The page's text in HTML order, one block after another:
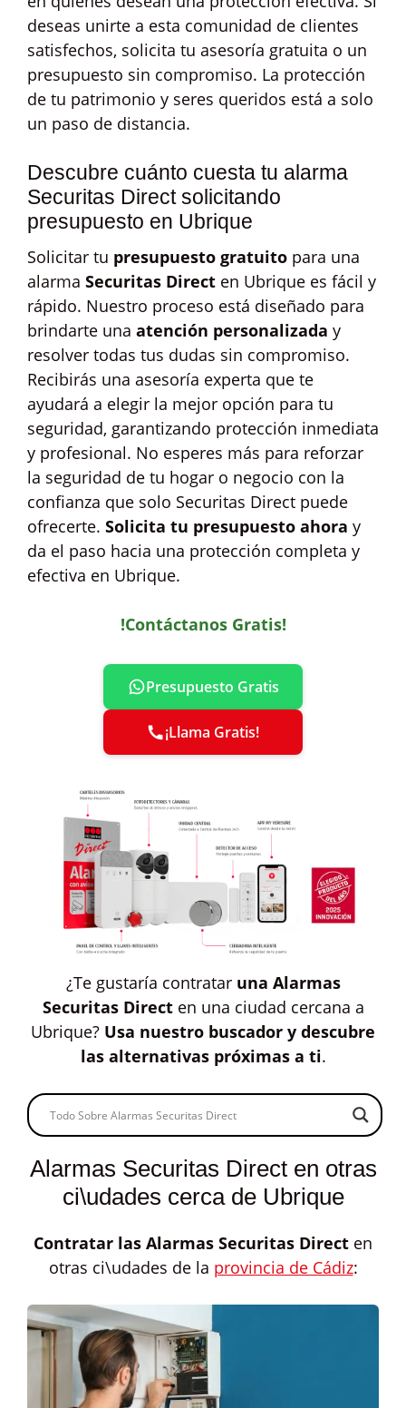
deseas unirte a esta comunidad de clientes
satisfechos, solicita tu asesoría gratuita o un
presupuesto sin compromiso. La protección
de tu patrimonio y seres queridos está a solo
un paso de distancia.
Descubre cuánto cuesta tu alarma
Securitas Direct solicitando
presupuesto en Ubrique
Solicitar tu presupuesto gratuito para una
alarma Securitas Direct en Ubrique es fácil y
rápido. Nuestro proceso está diseñado para
brindarte una atención personalizada y
resolver todas tus dudas sin compromiso.
Recibirás una asesoría experta que te
ayudará a elegir la mejor opción para tu
seguridad, garantizando protección inmediata
y profesional. No esperes más para reforzar
la seguridad de tu hogar o negocio con la
confianza que solo Securitas Direct puede
ofrecerte. Solicita tu presupuesto ahora y
da el paso hacia una protección completa y
efectiva en Ubrique.
!Contáctanos Gratis!
Presupuesto Gratis
¡Llama Gratis!
¿Te gustaría contratar una Alarmas
Securitas Directen una ciudad cercana a
Ubrique? Usa nuestro buscador y descubre
las alternativas próximas a ti.
Alarmas Securitas Direct en otras
ci\udades cerca de Ubrique
Contratar las Alarmas Securitas Direct en
otras ci\udades de la provincia de Cádiz: